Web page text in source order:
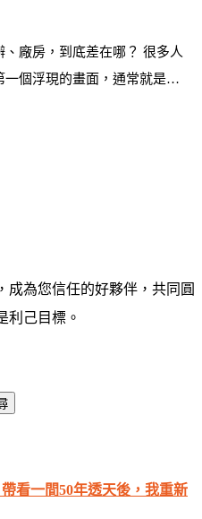
廠房，到底差在哪？ 很多人
一個浮現的畫面，通常就是…
成為您信任的好夥伴，共同圓
利己目標。
看一間50年透天後，我重新